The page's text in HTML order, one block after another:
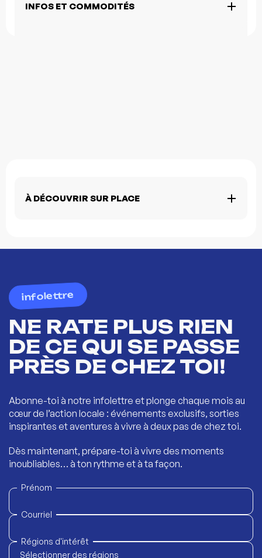
INFOS ET COMMODITÉS
À DÉCOUVRIR SUR PLACE
infolettre
NE RATE PLUS RIEN
DE CE QUI SE PASSE
PRÈS DE CHEZ TOI!
Abonne-toi à notre infolettre et plonge chaque mois au
cœur de l’action locale : événements exclusifs, sorties
inspirantes et aventures à vivre à deux pas de chez toi.
Dès maintenant, prépare-toi à vivre des moments
inoubliables… à ton rythme et à ta façon.
Prénom
Courriel
Régions d'intérêt
Sélectionner des régions